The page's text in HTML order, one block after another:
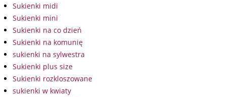
Sukienki midi
Sukienki mini
Sukienki na co dzień
Sukienki na komunię
sukienki na sylwestra
Sukienki plus size
Sukienki rozkloszowane
sukienki w kwiaty